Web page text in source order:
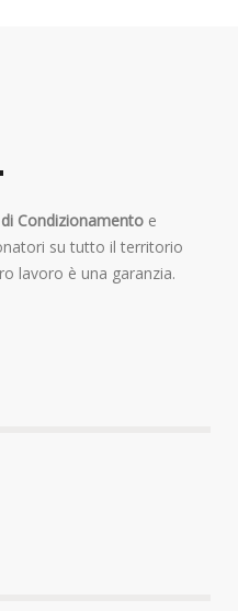
Condizionamento e
su tutto il territorio
lavoro è una garanzia.